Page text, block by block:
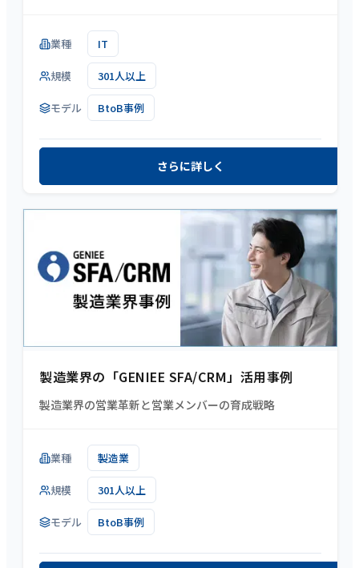
業種 IT
規模 301人以上
モデル BtoB事例
さらに詳しく
製造業界の「GENIEE SFA/CRM」活用事例
製造業界の営業革新と営業メンバーの育成戦略
業種 製造業
規模 301人以上
モデル BtoB事例